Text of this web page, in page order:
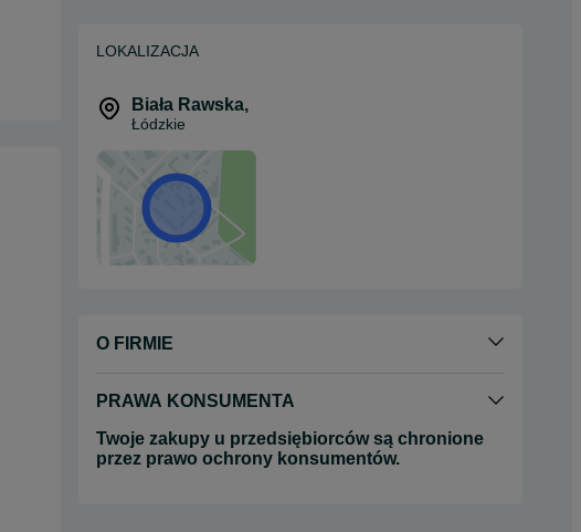
LOKALIZACJA
Biała Rawska,
Łódzkie
O FIRMIE
PRAWA KONSUMENTA
Twoje zakupy u przedsiębiorców są chronione
przez prawo ochrony konsumentów.